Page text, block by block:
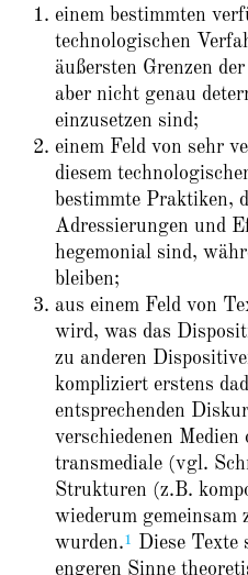
einem bestimmten
technologischen
äußersten Grenzen
aber nicht genau
einzusetzen sind;
einem Feld von sehr
diesem
bestimmte Praktiken,
Adressierungen und
hegemonial sind,
bleiben;
aus einem Feld von
wird, was das
zu anderen
kompliziert erstens
entsprechenden
verschiedenen
transmediale (vgl.
Strukturen (z.B.
wiederum gemeinsam
wurden.1
Diese Texte
engeren Sinne